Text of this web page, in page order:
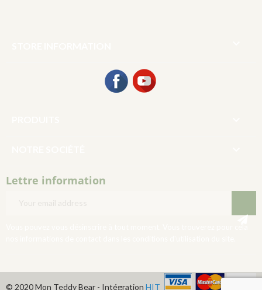
Facebook
Lettre information
© 2020 Mon Teddy Bear - Intégration HIT